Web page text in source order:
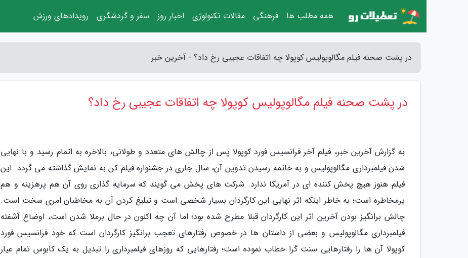
در پشت صحنه فیلم مگالوپولیس کوپولا چه اتفاقات عجیبی رخ داد؟ - آخرین خبر
در پشت صحنه فیلم مگالوپولیس کوپولا چه اتفاقات عجیبی رخ داد؟
به گزارش آخرین خبر، فیلم آخر فرانسیس فورد کوپولا پس از چالش های متعدد و طولانی، بالاخره به اتمام رسید و با نهایی
شدن فیلمبرداری مگالوپولیس و به خاتمه رسیدن تدوین آن، سال جاری در جشنواره فیلم کن به نمایش گذاشته می گردد. این
فیلم هنوز هیچ پخش کننده ای در آمریکا ندارد. شرکت های پخش می گویند که سرمایه گذاری روی آن هم پرهزینه و هم
پرمخاطره است؛ به خاطر اینکه اثر نهایی این کارگردان بسیار شخصی است و تبلیغ کردن آن به مخاطبان امری سخت است.
چالش برانگیز بودن آخرین اثر این کارگردان قبلا مطرح شده بود؛ اما آن چه اکنون در حال برملا شدن است، اوضاع آشفته
فیلمبرداری مگالوپولیس و بعضی از داستان ها در خصوص رفتارهای تعجب برانگیز کارگردان است که خود فرانسیس فورد
کوپولا آن ها را رفتارهایی سنت گرا خطاب نموده است؛ رفتارهایی که روزهای فیلمبرداری را تبدیل به یک کابوس تمام عیار
همه مطلب ها فرهنگی مقالات تکنولوژی اخبار روز سفر و گردشگری رویدادهای ورزش